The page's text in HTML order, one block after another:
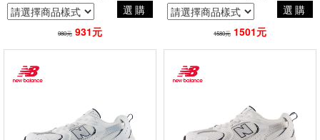
選購
980元 931元
選購
1580元 1501元